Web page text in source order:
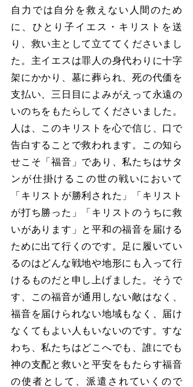
自力では自分を救えない人間のため
に、ひとり子イエス・キリストを送
り、救い主として立ててくださいまし
た。主イエスは罪人の身代わりに十字
架にかかり、墓に葬られ、死の代価を
支払い、三日目によみがえって永遠の
いのちをもたらしてくださいました。
人は、このキリストを心で信じ、口で
告白することで救われます。この知ら
せこそ「福音」であり、私たちはサタ
ンが仕掛けるこの世の戦いにおいて
「キリストが勝利された」「キリスト
が打ち勝った」「キリストのうちに救
いがあります」と平和の福音を届ける
ために出て行くのです。足に履いてい
るのはどんな戦地や地形にも入って行
けるものだと申し上げました。そうで
す、この福音が通用しない敵はなく、
福音を届けられない地域もなく、届け
なくてもよい人もいないのです。すな
わち、私たちはどこへでも、誰にでも
神の支配と救いと平安をもたらす福音
の使者として、派遣されていくので